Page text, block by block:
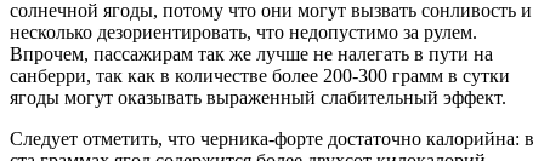
солнечной ягоды, потому что они могут вызвать сонливость и
несколько дезориентировать, что недопустимо за рулем.
Впрочем, пассажирам так же лучше не налегать в пути на
санберри, так как в количестве более 200-300 грамм в сутки
ягоды могут оказывать выраженный слабительный эффект.
Следует отметить, что черника-форте достаточно калорийна: в